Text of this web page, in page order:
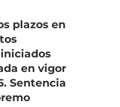
plazos en
en vigor
Sentencia